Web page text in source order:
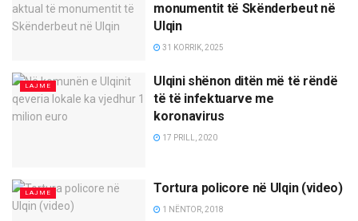
monumentit të Skënderbeut në
Ulqin
31 KORRIK, 2025
LAJME
Ulqini shënon ditën më të rëndë
të të infektuarve me
koronavirus
17 PRILL, 2020
LAJME Tortura policore në Ulqin (video)
1 NËNTOR, 2018